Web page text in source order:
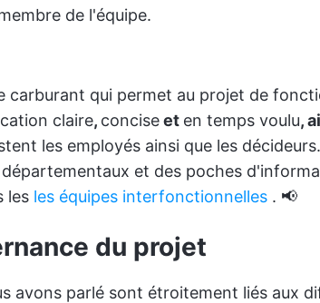
de l'équipe.
carburant qui permet au projet de
claire, conciseet en temps voulu,
les employés ainsi que les
et des poches
les les équipes interfonctionnelles . 📢
du projet
avons parlé sont étroitement liés aux